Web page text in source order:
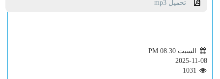
تحميل mp3
السبت PM 08:30
2025-11-08